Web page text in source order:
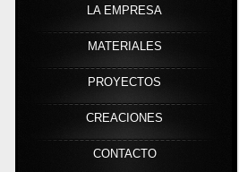
LA EMPRESA
MATERIALES
PROYECTOS
CREACIONES
CONTACTO